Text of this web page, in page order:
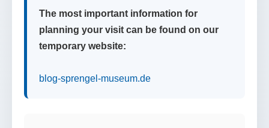
The most important information for
planning your visit can be found on our
temporary website:
blog-sprengel-museum.de